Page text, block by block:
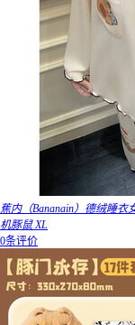
蕉内（Bananain）德绒睡
机豚鼠 XL
0条评价